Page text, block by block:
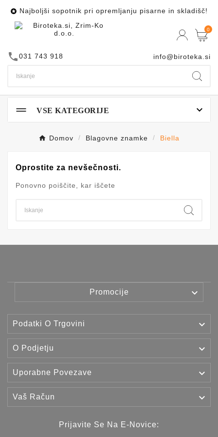
 Najboljši sopotnik pri opremljanju pisarne in skladišč!
0
call031 743 918 info@biroteka.si
VSE KATEGORIJE 
Domov Blagovne znamke Biella
Oprostite za nevšečnosti.
Ponovno poiščite, kar iščete
Promocije 
Podatki O Trgovini 
O Podjetju 
Uporabne Povezave 
Vaš Račun 
Prijavite Se Na E-Novice: